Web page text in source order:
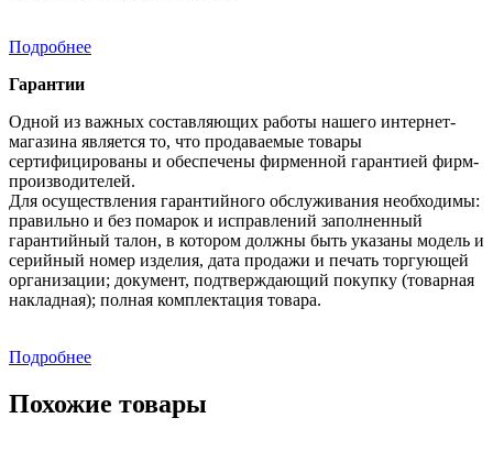
Подробнее
Гарантии
Одной из важных составляющих работы нашего интернет-
магазина является то, что продаваемые товары
сертифицированы и обеспечены фирменной гарантией фирм-
производителей.
Для осуществления гарантийного обслуживания необходимы:
правильно и без помарок и исправлений заполненный
гарантийный талон, в котором должны быть указаны модель и
серийный номер изделия, дата продажи и печать торгующей
организации; документ, подтверждающий покупку (товарная
накладная); полная комплектация товара.
Подробнее
Похожие товары